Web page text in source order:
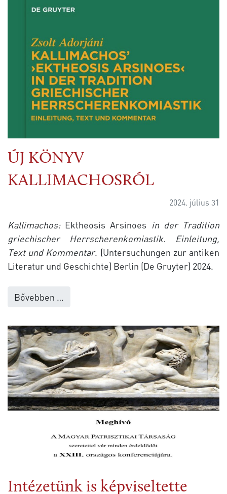
ÚJ KÖNYV
KALLIMACHOSRÓL
2024. július 31
Kallimachos: Ektheosis Arsinoes in der Tradition
griechischer Herrscherenkomiastik. Einleitung,
Text und Kommentar. (Untersuchungen zur antiken
Literatur und Geschichte) Berlin (De Gruyter) 2024.
Bővebben …
Intézetünk is képviseltette